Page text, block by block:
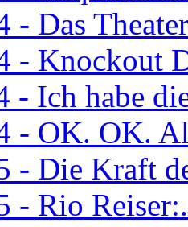
- Das
- Knockout
- Ich habe
- OK. OK.
- Die Kraft
- Rio